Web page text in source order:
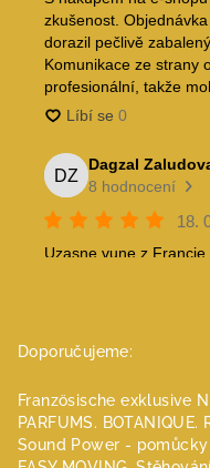
Doporučujeme:
Französische exklusive
PARFUMS.
Sound Power -